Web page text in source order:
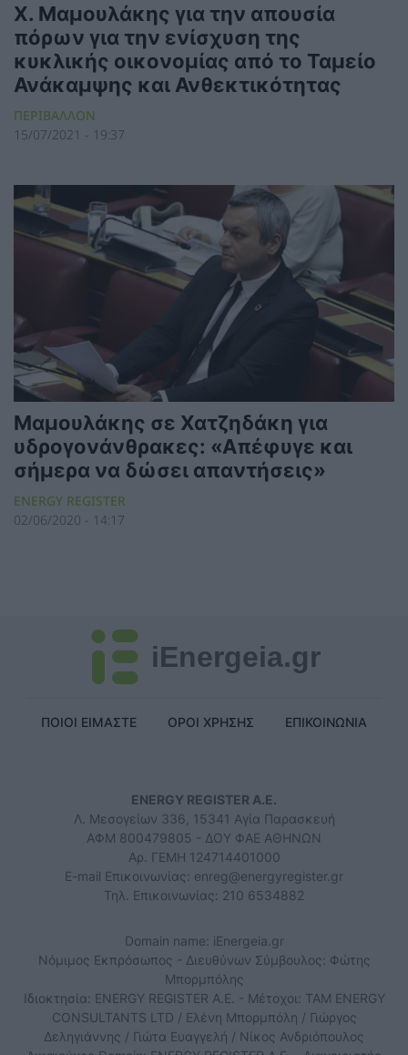
Χ. Μαμουλάκης για την απουσία
πόρων για την ενίσχυση της
κυκλικής οικονομίας από το Ταμείο
Ανάκαμψης και Ανθεκτικότητας
ΠΕΡΙΒΑΛΛΟΝ
15/07/2021 - 19:37
Μαμουλάκης σε Χατζηδάκη για
υδρογονάνθρακες: «Απέφυγε και
σήμερα να δώσει απαντήσεις»
ENERGY REGISTER
02/06/2020 - 14:17
iEnergeia.gr
ΠΟΙΟΙ ΕΙΜΑΣΤΕ ΟΡΟΙ ΧΡΗΣΗΣ ΕΠΙΚΟΙΝΩΝΙΑ
ENERGY REGISTER Α.Ε.
Λ. Μεσογείων 336, 15341 Αγία Παρασκευή
ΑΦΜ 800479805 - ΔΟΥ ΦΑΕ ΑΘΗΝΩΝ
Αρ. ΓΕΜΗ 124714401000
E-mail Επικοινωνίας: enreg@energyregister.gr
Τηλ. Επικοινωνίας: 210 6534882
Domain name: iEnergeia.gr
Νόμιμος Εκπρόσωπος - Διευθύνων Σύμβουλος: Φώτης
Μπορμπόλης
Ιδιοκτησία: ENERGY REGISTER Α.Ε. - Μέτοχοι: TAM ENERGY
CONSULTANTS LTD / Ελένη Μπορμπόλη / Γιώργος
Δεληγιάννης / Γιώτα Ευαγγελή / Νίκος Ανδριόπουλος